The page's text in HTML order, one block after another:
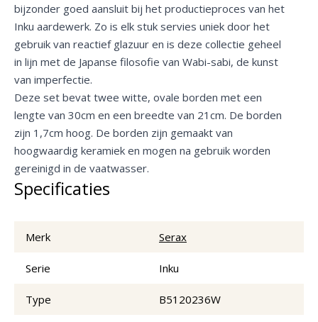
bijzonder goed aansluit bij het productieproces van het
Inku aardewerk. Zo is elk stuk servies uniek door het
gebruik van reactief glazuur en is deze collectie geheel
in lijn met de Japanse filosofie van Wabi-sabi, de kunst
van imperfectie.
Deze set bevat twee witte, ovale borden met een
lengte van 30cm en een breedte van 21cm. De borden
zijn 1,7cm hoog. De borden zijn gemaakt van
hoogwaardig keramiek en mogen na gebruik worden
gereinigd in de vaatwasser.
Specificaties
Merk Serax
Serie Inku
Type B5120236W